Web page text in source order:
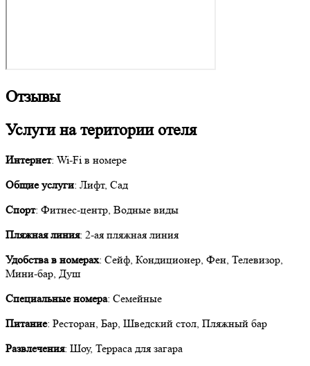
Отзывы
Услуги на територии отеля
Интернет: Wi-Fi в номере
Общие услуги: Лифт, Сад
Спорт: Фитнес-центр, Водные виды
Пляжная линия: 2-ая пляжная линия
Удобства в номерах: Сейф, Кондиционер, Фен, Телевизор,
Мини-бар, Душ
Специальные номера: Семейные
Питание: Ресторан, Бар, Шведский стол, Пляжный бар
Развлечения: Шоу, Терраса для загара